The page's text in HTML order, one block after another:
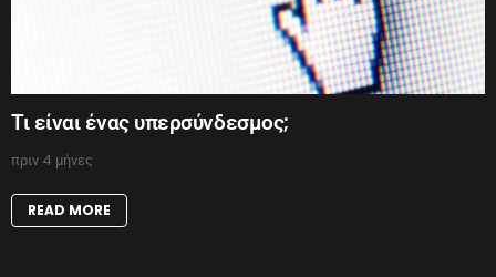
Τι είναι ένας υπερσύνδεσμος;
πριν 4 μήνες
READ MORE